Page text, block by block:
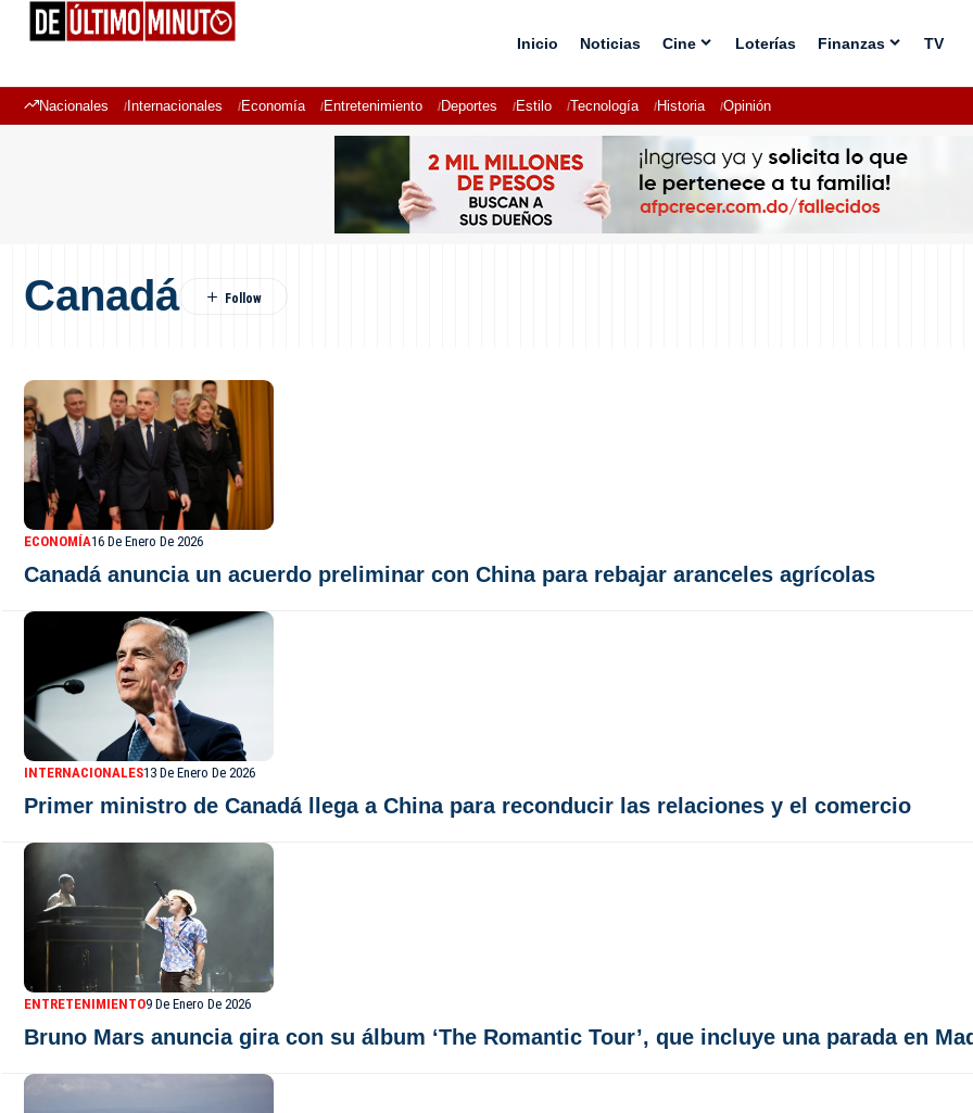
Inicio Noticias Cine Loterías Finanzas TV
Nacionales Internacionales Economía Entretenimiento Deportes Estilo Tecnología Historia Opinión
Canadá
ECONOMÍA16 De Enero De 2026
Canadá anuncia un acuerdo preliminar con China para rebajar aranceles agrícolas
INTERNACIONALES13 De Enero De 2026
Primer ministro de Canadá llega a China para reconducir las relaciones y el comercio
ENTRETENIMIENTO9 De Enero De 2026
Bruno Mars anuncia gira con su álbum ‘The Romantic Tour’, que incluye una parada en